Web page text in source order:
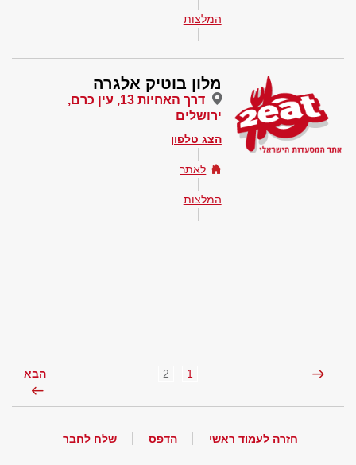
המלצות
מלון בוטיק אלגרה
דרך האחיות 13, עין כרם,
ירושלים
הצג טלפון
לאתר
המלצות
1
2 הבא
חזרה לעמוד ראשי הדפס שלח לחבר